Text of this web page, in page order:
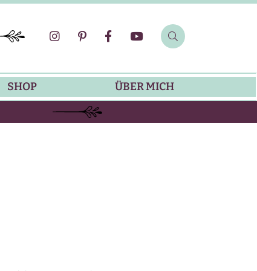
SHOP ÜBER MICH